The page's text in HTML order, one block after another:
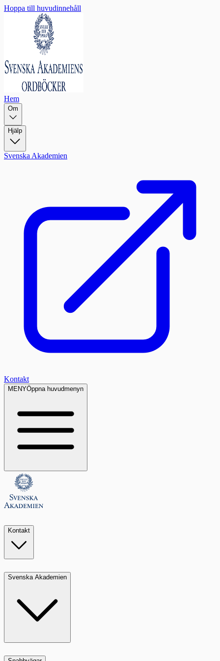
Hoppa till huvudinnehåll
Hem
Om
Hjälp
Svenska Akademien
Kontakt
MENYÖppna huvudmenyn
Kontakt
Svenska Akademien